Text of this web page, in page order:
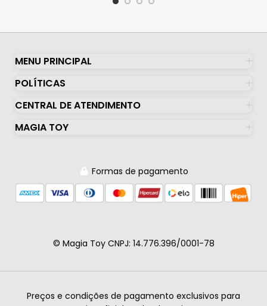
MENU PRINCIPAL
POLÍTICAS
CENTRAL DE ATENDIMENTO
MAGIA TOY
Formas de pagamento
© Magia Toy CNPJ: 14.776.396/0001-78
Preços e condições de pagamento exclusivos para